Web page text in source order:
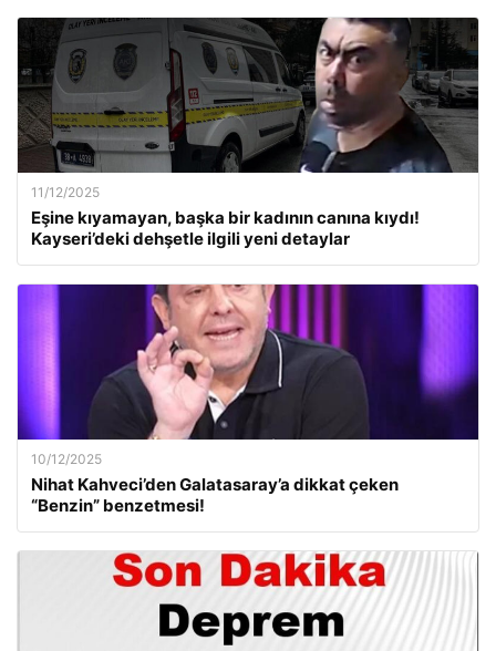
11/12/2025
Eşine kıyamayan, başka bir kadının canına kıydı!
Kayseri’deki dehşetle ilgili yeni detaylar
10/12/2025
Nihat Kahveci’den Galatasaray’a dikkat çeken
“Benzin” benzetmesi!